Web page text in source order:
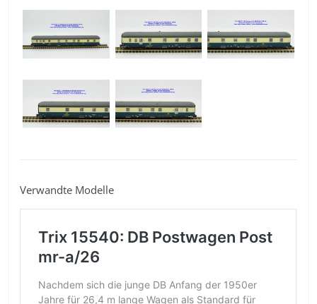
Verwandte Modelle